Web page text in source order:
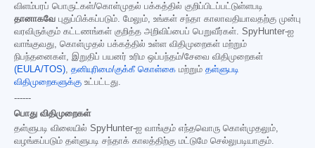
விளம்பரப் பொருட்கள்/கொள்முதல் பக்கத்தில் குறிப்பிடப்பட்டுள்ளபடி
தானாகவே புதுப்பிக்கப்படும். மேலும், உங்கள் சந்தா காலாவதியாவதற்கு முன்பு
வரவிருக்கும் கட்டணங்கள் குறித்த அறிவிப்பைப் பெறுவீர்கள். SpyHunter-ஐ
வாங்குவது, கொள்முதல் பக்கத்தில் உள்ள விதிமுறைகள் மற்றும்
நிபந்தனைகள், இறுதிப் பயனர் உரிம ஒப்பந்தம்/சேவை விதிமுறைகள்
(EULA/TOS), தனியுரிமை/குக்கீ கொள்கை மற்றும் தள்ளுபடி
விதிமுறைகளுக்கு உட்பட்டது.
------
பொது விதிமுறைகள்
தள்ளுபடி விலையில் SpyHunter-ஐ வாங்கும் எந்தவொரு கொள்முதலும்,
வழங்கப்படும் தள்ளுபடி சந்தாக் காலத்திற்கு மட்டுமே செல்லுபடியாகும்.